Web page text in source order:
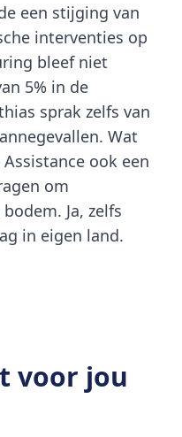
een stijging van
interventies op
bleef niet
5% in de
sprak zelfs van
Wat
ook een
om
Ja, zelfs
in eigen land.
voor jou